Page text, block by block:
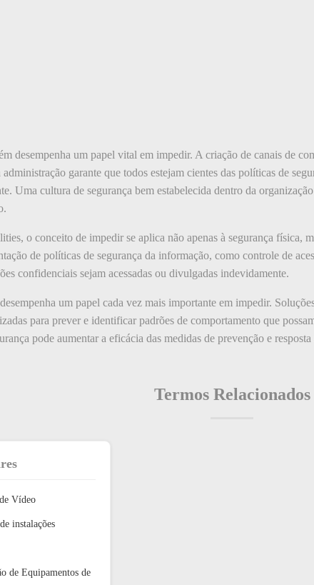
desempenha um papel vital em impedir. A criação de canais de
garante que todos estejam cientes das políticas de
Uma cultura de segurança bem estabelecida dentro da
o conceito de impedir se aplica não apenas à segurança física,
de políticas de segurança da informação, como controle de
confidenciais sejam acessadas ou divulgadas indevidamente.
um papel cada vez mais importante em impedir.
para prever e identificar padrões de comportamento que
pode aumentar a eficácia das medidas de prevenção e
Termos Relacionados
Vídeo
instalações
de Equipamentos de